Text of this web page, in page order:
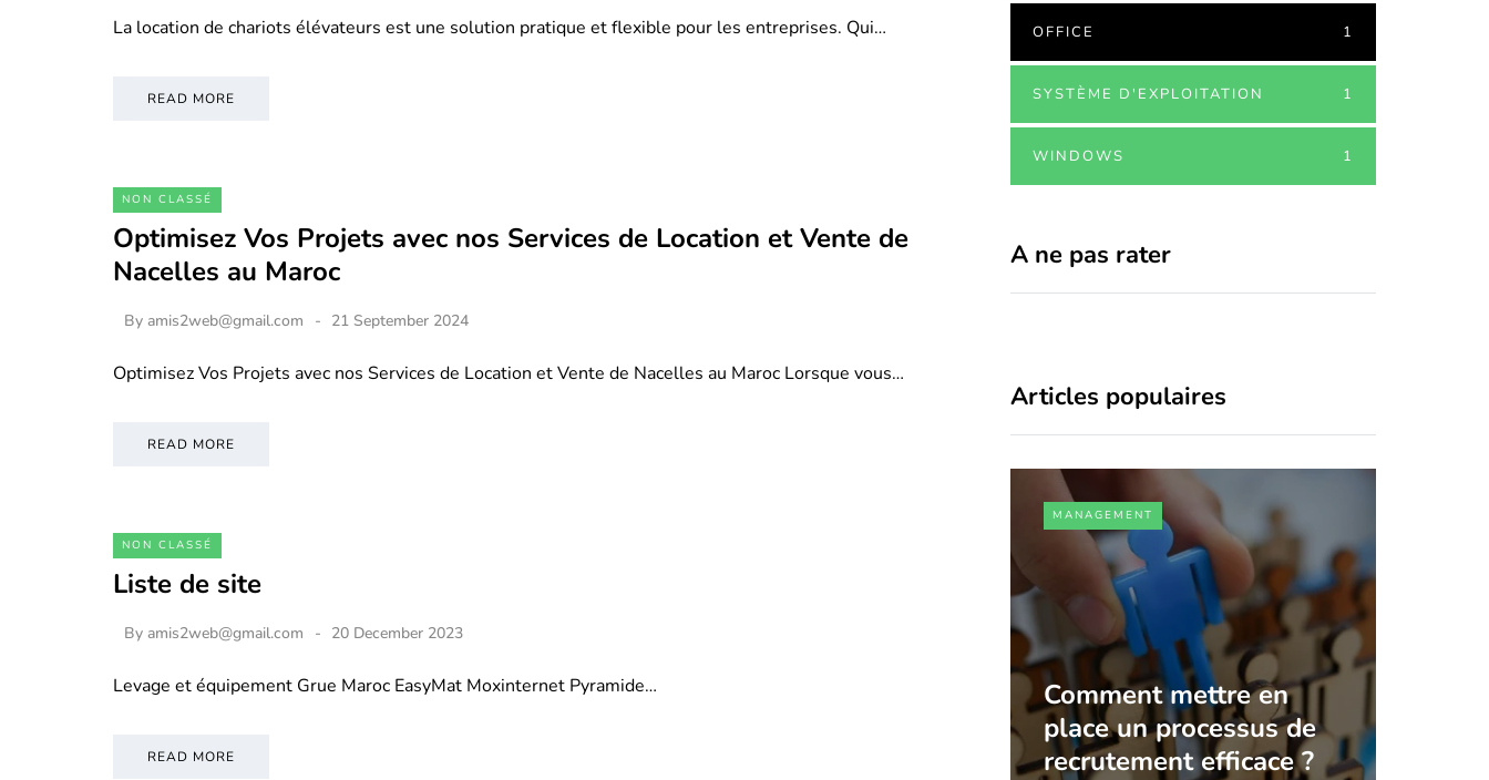
La location de chariots élévateurs est une solution pratique et flexible pour les entreprises. Qui…
READ MORE
NON CLASSÉ
Optimisez Vos Projets avec nos Services de Location et Vente de
Nacelles au Maroc
By amis2web@gmail.com 21 September 2024
Optimisez Vos Projets avec nos Services de Location et Vente de Nacelles au Maroc Lorsque vous…
READ MORE
NON CLASSÉ
Liste de site
By amis2web@gmail.com 20 December 2023
Levage et équipement Grue Maroc EasyMat Moxinternet Pyramide…
READ MORE
OFFICE 1
SYSTÈME D'EXPLOITATION 1
WINDOWS 1
A ne pas rater
Articles populaires
MANAGEMENT
Comment mettre en
place un processus de
recrutement efficace ?